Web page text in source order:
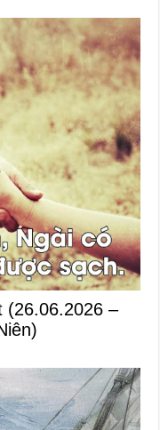
(26.06.2026 –